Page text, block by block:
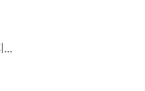
...